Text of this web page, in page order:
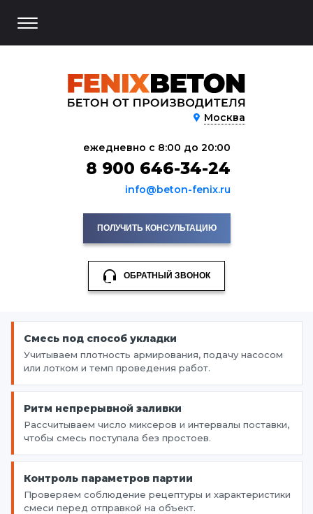
Москва
ПОЛУЧИТЬ КОНСУЛЬТАЦИЮ
ОБРАТНЫЙ ЗВОНОК
ежедневно с 8:00 до 20:00
8 900 646-34-24
info@beton-fenix.ru
Смесь под способ укладки
Учитываем плотность армирования, подачу насосом
или лотком и темп проведения работ.
Ритм непрерывной заливки
Рассчитываем число миксеров и интервалы поставки,
чтобы смесь поступала без простоев.
Контроль параметров партии
Проверяем соблюдение рецептуры и характеристики
смеси перед отправкой на объект.